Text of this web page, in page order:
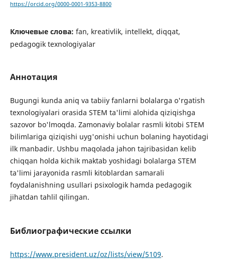
https://orcid.org/0000-0001-9353-8800
Ключевые слова: fan, kreativlik, intellekt, diqqat,
pedagogik texnologiyalar
Аннотация
Bugungi kunda aniq va tabiiy fanlarni bolalarga o'rgatish
texnologiyalari orasida STEM ta'limi alohida qiziqishga
sazovor bo'lmoqda. Zamonaviy bolalar rasmli kitobi STEM
bilimlariga qiziqishi uyg'onishi uchun bolaning hayotidagi
ilk manbadir. Ushbu maqolada jahon tajribasidan kelib
chiqqan holda kichik maktab yoshidagi bolalarga STEM
ta'limi jarayonida rasmli kitoblardan samarali
foydalanishning usullari psixologik hamda pedagogik
jihatdan tahlil qilingan.
Библиографические ссылки
https://www.president.uz/oz/lists/view/5109.